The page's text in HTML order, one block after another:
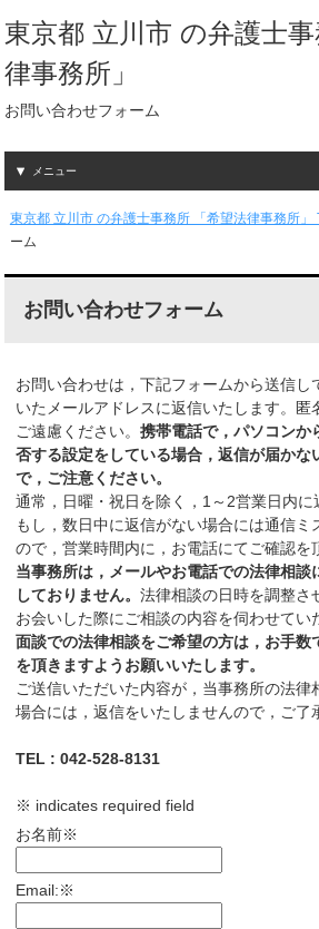
東京都 立川市 の弁護士
律事務所」
お問い合わせフォーム
メニュー
東京都 立川市 の弁護士事務所 「希望法律事務所」
ーム
お問い合わせフォーム
お問い合わせは，下記フォームから送信し
いたメールアドレスに返信いたします。匿
ご遠慮ください。携帯電話で，パソコンか
否する設定をしている場合，返信が届かな
で，ご注意ください。
通常，日曜・祝日を除く，1～2営業日内に
もし，数日中に返信がない場合には通信ミ
ので，営業時間内に，お電話にてご確認を
当事務所は，メールやお電話での法律相談
しておりません。法律相談の日時を調整さ
お会いした際にご相談の内容を伺わせてい
面談での法律相談をご希望の方は，お手数
を頂きますようお願いいたします。
ご送信いただいた内容が，当事務所の法律
場合には，返信をいたしませんので，ご了
TEL : 042-528-8131
※ indicates required field
お名前※
Email:※